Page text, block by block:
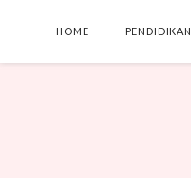
HOME PENDIDIKAN